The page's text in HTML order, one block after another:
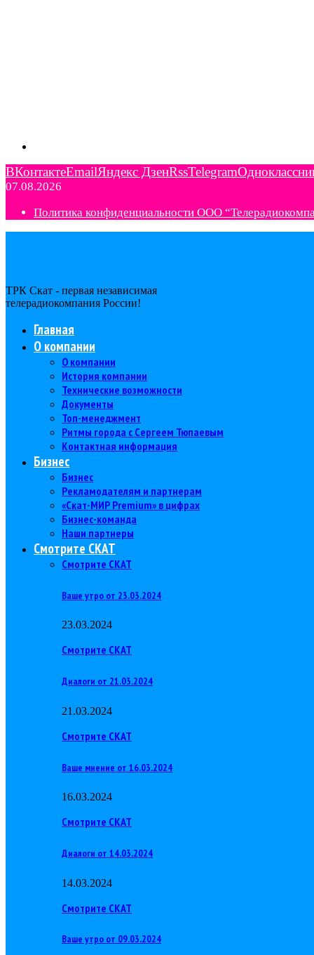
ВКонтактеEmailЯндекс ДзенRssTelegram
07.08.2026
Политика конфиденциальности ООО
ТРК Скат - первая независимая
телерадиокомпания Роcсии!
Главная
О компании
О компании
История компании
Технические возможности
Документы
Топ-менеджмент
Ритмы города с Сергеем Тюпаевым
Контактная информация
Бизнес
Бизнес
Рекламодателям и партнерам
«Скат-МИР Premium» в цифрах
Бизнес-команда
Наши партнеры
Смотрите СКАТ
Смотрите СКАТ
Ваше утро от 23.03.2024
23.03.2024
Смотрите СКАТ
Диалоги от 21.03.2024
21.03.2024
Смотрите СКАТ
Ваше мнение от 16.03.2024
16.03.2024
Смотрите СКАТ
Диалоги от 14.03.2024
14.03.2024
Смотрите СКАТ
Ваше утро от 09.03.2024